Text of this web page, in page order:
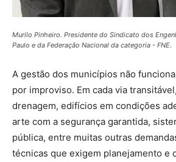
Murilo Pinheiro. Presidente do Sindicato dos
Paulo e da Federação Nacional da categoria - FNE.
A gestão dos municípios não
por improviso. Em cada via
drenagem, edifícios em condições
arte com a segurança garantida,
pública, entre muitas outras
técnicas que exigem planejamento e